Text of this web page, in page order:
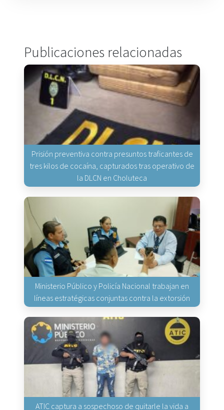
Publicaciones relacionadas
Prisión preventiva contra presuntos traficantes de
tres kilos de cocaína, capturados tras operativo de
la DLCN en Choluteca
Ministerio Público y Policía Nacional trabajan en
líneas estratégicas conjuntas contra la extorsión
ATIC captura a sospechoso de quitarle la vida a